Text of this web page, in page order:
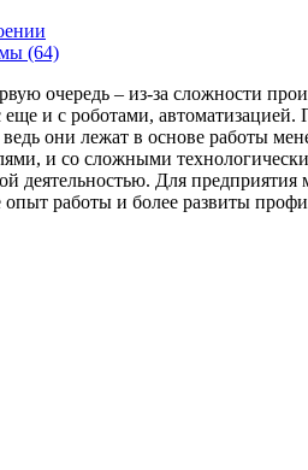
(64)
очередь – из-за сложности
и с роботами,
они лежат в основе работы
и со сложными
деятельностью. Для
работы и более развиты